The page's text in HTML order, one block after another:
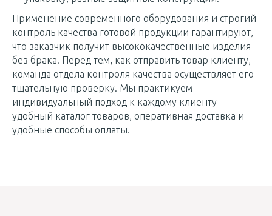
Применение современного оборудования и строгий
контроль качества готовой продукции гарантируют,
что заказчик получит высококачественные изделия
без брака. Перед тем, как отправить товар клиенту,
команда отдела контроля качества осуществляет его
тщательную проверку. Мы практикуем
индивидуальный подход к каждому клиенту –
удобный каталог товаров, оперативная доставка и